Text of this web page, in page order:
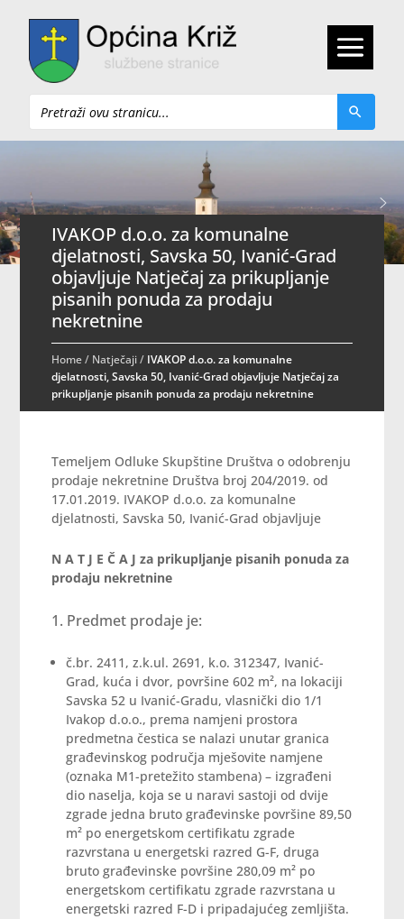
Pretraži
IVAKOP d.o.o. za komunalne
djelatnosti, Savska 50, Ivanić-Grad
objavljuje Natječaj za prikupljanje
pisanih ponuda za prodaju
nekretnine
Home/ Natječaji/ IVAKOP d.o.o. za komunalne
djelatnosti, Savska 50, Ivanić-Grad objavljuje Natječaj za
prikupljanje pisanih ponuda za prodaju nekretnine
Temeljem Odluke Skupštine Društva o odobrenju
prodaje nekretnine Društva broj 204/2019. od
17.01.2019. IVAKOP d.o.o. za komunalne
djelatnosti, Savska 50, Ivanić-Grad objavljuje
N A T J E Č A J za prikupljanje pisanih ponuda za
prodaju nekretnine
Predmet prodaje je:
č.br. 2411, z.k.ul. 2691, k.o. 312347, Ivanić-
Grad, kuća i dvor, površine 602 m², na lokaciji
Savska 52 u Ivanić-Gradu, vlasnički dio 1/1
Ivakop d.o.o., prema namjeni prostora
predmetna čestica se nalazi unutar granica
građevinskog područja mješovite namjene
(oznaka M1-pretežito stambena) – izgrađeni
dio naselja, koja se u naravi sastoji od dvije
zgrade jedna bruto građevinske površine 89,50
m² po energetskom certifikatu zgrade
razvrstana u energetski razred G-F, druga
bruto građevinske površine 280,09 m² po
energetskom certifikatu zgrade razvrstana u
energetski razred F-D i pripadajućeg zemljišta.